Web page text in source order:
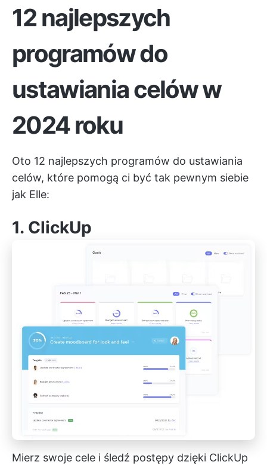
12 najlepszych
programów do
ustawiania celów w
2024 roku
Oto 12 najlepszych programów do ustawiania
celów, które pomogą ci być tak pewnym siebie
jak Elle:
1. ClickUp
Mierz swoje cele i śledź postępy dzięki ClickUp